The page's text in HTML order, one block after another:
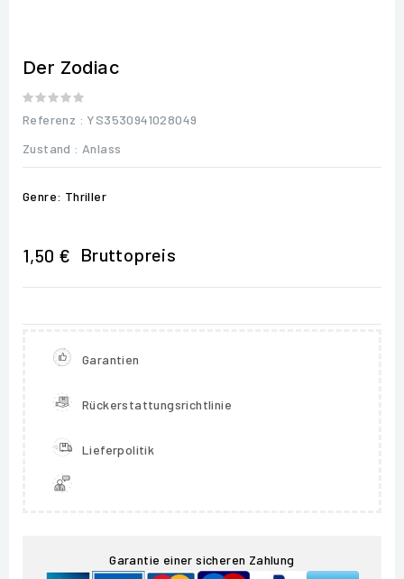
Der Zodiac
Referenz : YS3530941028049
Zustand : Anlass
Genre: Thriller
1,50 € Bruttopreis
Garantien
Rückerstattungsrichtlinie
Lieferpolitik
Garantie einer sicheren Zahlung